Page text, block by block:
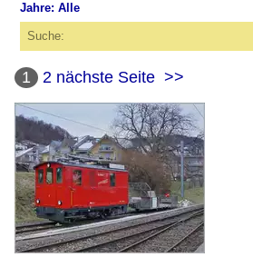
Alle Kategorien
Schweiz
Bahndienstfahrzeuge
Schneeschleudern / -pflüge
Bahnhöfe
Blonay
Bildreportagen
Jahre: Alle
2011
2012
2014
2015
2016
2017
1 2 nächste Seite >>